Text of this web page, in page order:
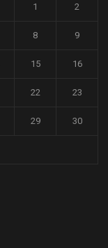
1 2
8 9
15 16
22 23
29 30